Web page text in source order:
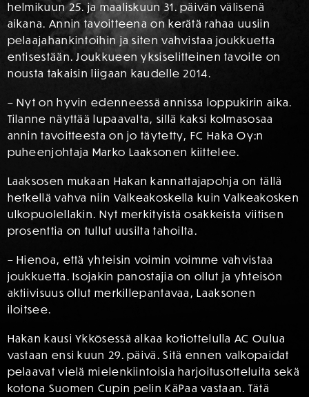
helmikuun 25. ja maaliskuun 31. päivän välisenä
aikana. Annin tavoitteena on kerätä rahaa uusiin
pelaajahankintoihin ja siten vahvistaa joukkuetta
entisestään. Joukkueen yksiselitteinen tavoite on
nousta takaisin liigaan kaudelle 2014.
– Nyt on hyvin edenneessä annissa loppukirin aika.
Tilanne näyttää lupaavalta, sillä kaksi kolmasosaa
annin tavoitteesta on jo täytetty, FC Haka Oy:n
puheenjohtaja Marko Laaksonen kiittelee.
Laaksosen mukaan Hakan kannattajapohja on tällä
hetkellä vahva niin Valkeakoskella kuin Valkeakosken
ulkopuolellakin. Nyt merkityistä osakkeista viitisen
prosenttia on tullut uusilta tahoilta.
– Hienoa, että yhteisin voimin voimme vahvistaa
joukkuetta. Isojakin panostajia on ollut ja yhteisön
aktiivisuus ollut merkillepantavaa, Laaksonen
iloitsee.
Hakan kausi Ykkösessä alkaa kotiottelulla AC Oulua
vastaan ensi kuun 29. päivä. Sitä ennen valkopaidat
pelaavat vielä mielenkiintoisia harjoitusotteluita sekä
kotona Suomen Cupin pelin KäPaa vastaan. Tätä